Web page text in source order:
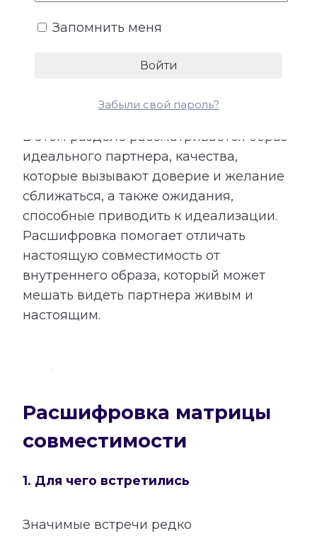
складывается из характера, жизненных
ценностей, прошлого опыта и
партнере. При этом идеальный образ не
реальным человеком рядом.
В этом разделе рассматривается образ
идеального партнера, качества,
которые вызывают доверие и желание
сближаться, а также ожидания,
способные приводить к идеализации.
Расшифровка помогает отличать
настоящую совместимость от
внутреннего образа, который может
мешать видеть партнера живым и
настоящим.
Расшифровка матрицы
совместимости
1. Для чего встретились
Значимые встречи редко
Запомнить меня
Забыли свой пароль?